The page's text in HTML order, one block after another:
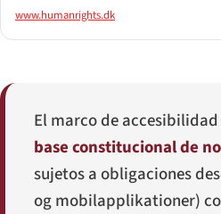
www.humanrights.dk
El marco de
base constitucional de
sujetos a obligaciones
og mobilapplikationer)